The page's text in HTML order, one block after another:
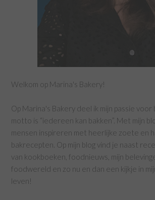
Welkom op Marina's Bakery!
Op Marina's Bakery deel ik mijn passie voor
motto is “iedereen kan bakken”. Met mijn
mensen inspireren met heerlijke zoete en
bakrecepten. Op mijn blog vind je naast
van kookboeken, foodnieuws, mijn
foodwereld en zo nu en dan een kijkje in
leven!